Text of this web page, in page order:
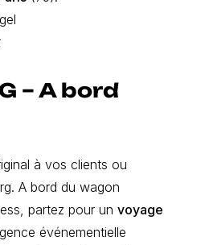
– A bord
à vos clients ou
A bord du wagon
partez pour un voyage
événementielle